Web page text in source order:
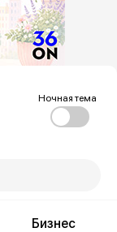
Ночная тема
Бизнес